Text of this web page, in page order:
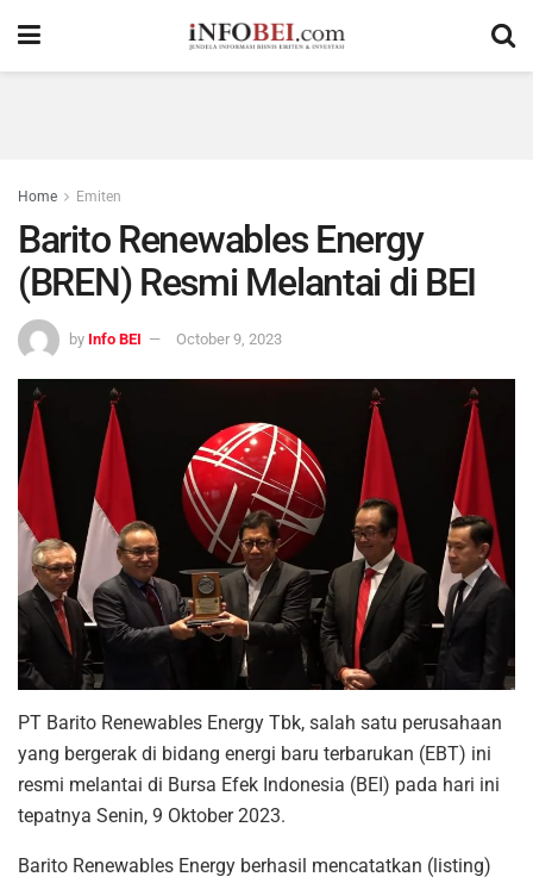
Home Emiten
Barito Renewables Energy
(BREN) Resmi Melantai di BEI
by Info BEI October 9, 2023
PT Barito Renewables Energy Tbk, salah satu perusahaan
yang bergerak di bidang energi baru terbarukan (EBT) ini
resmi melantai di Bursa Efek Indonesia (BEI) pada hari ini
tepatnya Senin, 9 Oktober 2023.
Barito Renewables Energy berhasil mencatatkan (listing)